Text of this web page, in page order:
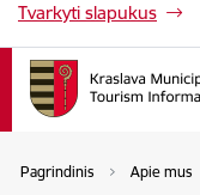
Tvarkyti slapukus
Pagrindinis Apie mus